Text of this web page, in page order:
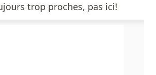
trop proches, pas ici!